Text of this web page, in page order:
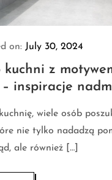
on: July 30, 2024
kuchni z
– inspiracje
wiele osób
nie tylko nadadzą
ale również […]